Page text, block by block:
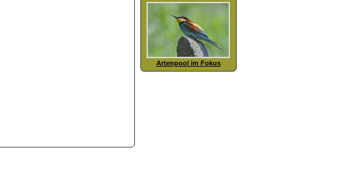
Artenpool im Fokus